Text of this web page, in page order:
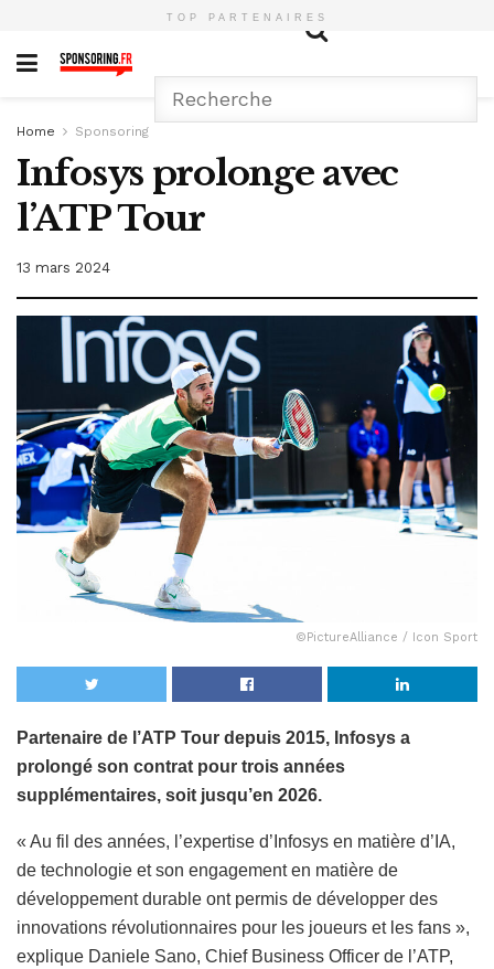
TOP PARTENAIRES
Home Sponsoring
Infosys prolonge avec
l’ATP Tour
13 mars 2024
©PictureAlliance / Icon Sport
Partenaire de l’ATP Tour depuis 2015, Infosys a
prolongé son contrat pour trois années
supplémentaires, soit jusqu’en 2026.
« Au fil des années, l’expertise d’Infosys en matière d’IA,
de technologie et son engagement en matière de
développement durable ont permis de développer des
innovations révolutionnaires pour les joueurs et les fans »,
explique Daniele Sano, Chief Business Officer de l’ATP,